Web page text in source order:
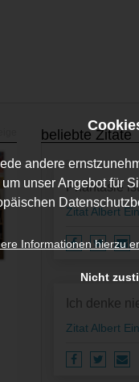
andere
um unser Angebot für
Informationen hierzu
Nicht
beliebte Zitate
Phantasie
Zitat Albert
Ich denke
Zitat Albert